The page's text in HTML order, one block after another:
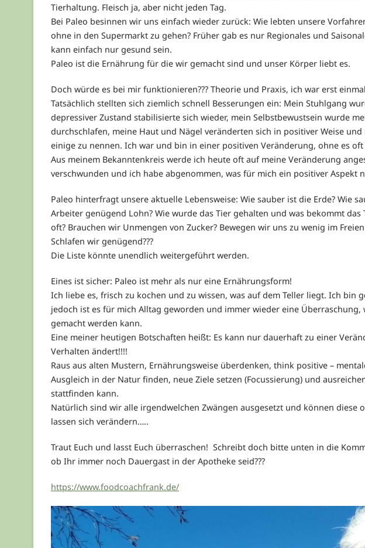
Tierhaltung. Fleisch ja, aber nicht jeden Tag.
Bei Paleo besinnen wir uns einfach wieder zurück: Wie lebten unsere
ohne in den Supermarkt zu gehen? Früher gab es nur Regionales und
kann einfach nur gesund sein.
Paleo ist die Ernährung für die wir gemacht sind und unser Körper liebt es.
Doch würde es bei mir funktionieren??? Theorie und Praxis, ich war erst
Tatsächlich stellten sich ziemlich schnell Besserungen ein: Mein Stuhlgang
depressiver Zustand stabilisierte sich wieder, mein Selbstbewustsein wurde
durchschlafen, meine Haut und Nägel veränderten sich in positiver Weise
einige zu nennen. Ich war und bin in einer positiven Veränderung, ohne es
Aus meinem Bekanntenkreis werde ich heute oft auf meine Veränderung
verschwunden und ich habe abgenommen, was für mich ein positiver Aspekt
Paleo hinterfragt unsere aktuelle Lebensweise: Wie sauber ist die Erde? Wie
Arbeiter genügend Lohn? Wie wurde das Tier gehalten und was bekommt das
oft? Brauchen wir Unmengen von Zucker? Bewegen wir uns zu wenig im
Schlafen wir genügend???
Die Liste könnte unendlich weitergeführt werden.
Eines ist sicher: Paleo ist mehr als nur eine Ernährungsform!
Ich liebe es, frisch zu kochen und zu wissen, was auf dem Teller liegt. Ich bin
jedoch ist es für mich Alltag geworden und immer wieder eine
gemacht werden kann.
Eine meiner heutigen Botschaften heißt: Es kann nur dauerhaft zu einer
Verhalten ändert!!!!
Raus aus alten Mustern, Ernährungsweise überdenken, think positive –
Ausgleich in der Natur finden, neue Ziele setzen (Focussierung) und
stattfinden kann.
Natürlich sind wir alle irgendwelchen Zwängen ausgesetzt und können
lassen sich verändern…..
Traut Euch und lasst Euch überraschen! Schreibt doch bitte unten in die
ob Ihr immer noch Dauergast in der Apotheke seid???
https://www.foodcoachfrank.de/